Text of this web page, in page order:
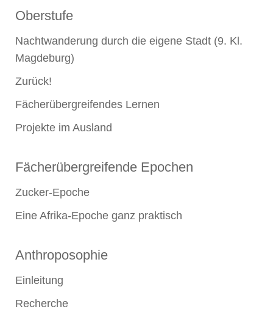
Oberstufe
Nachtwanderung durch die eigene Stadt (9. Kl.
Magdeburg)
Zurück!
Fächerübergreifendes Lernen
Projekte im Ausland
Fächerübergreifende Epochen
Zucker-Epoche
Eine Afrika-Epoche ganz praktisch
Anthroposophie
Einleitung
Recherche